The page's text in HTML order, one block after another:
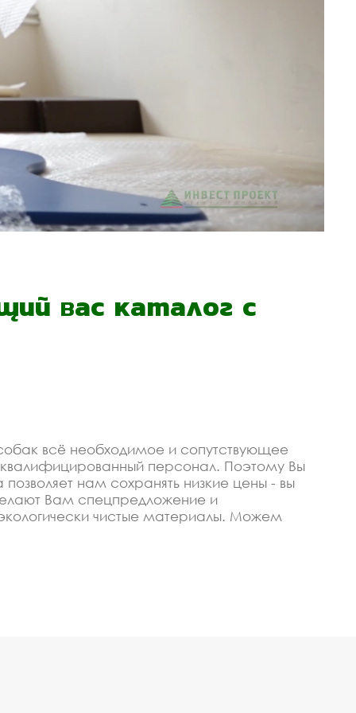
вас каталог с
всё необходимое и сопутствующее
персонал. Поэтому Вы
нам сохранять низкие цены - вы
Вам спецпредложение и
чистые материалы. Можем
собак купить со